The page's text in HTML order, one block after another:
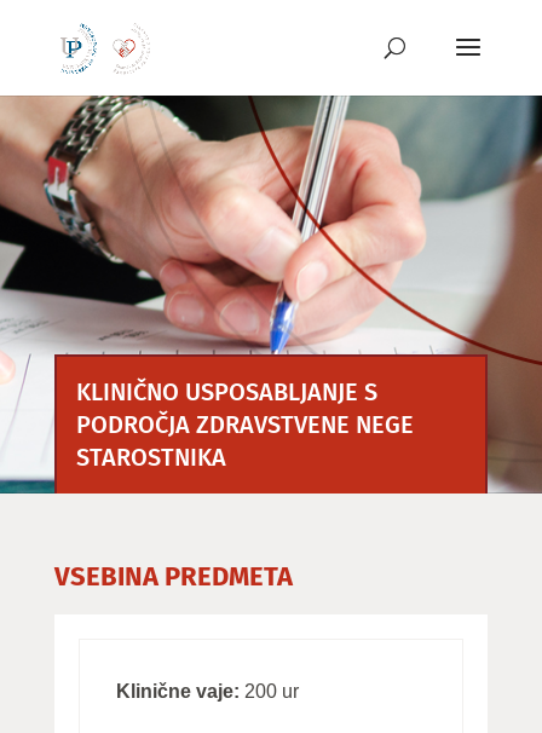
vsebino
KLINIČNO USPOSABLJANJE S
PODROČJA ZDRAVSTVENE NEGE
STAROSTNIKA
VSEBINA PREDMETA
Klinične vaje: 200 ur